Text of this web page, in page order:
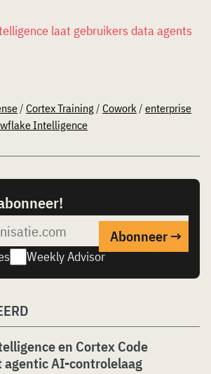
laat gebruikers data agents
/ Cortex Training/ Cowork/ enterprise
Intelligence
Weekly Advisor
en Cortex Code
AI-controlelaag